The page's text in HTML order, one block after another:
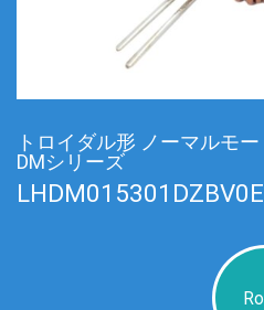
トロイダル形 ノーマルモ
DMシリーズ
LHDM015301DZBV0E